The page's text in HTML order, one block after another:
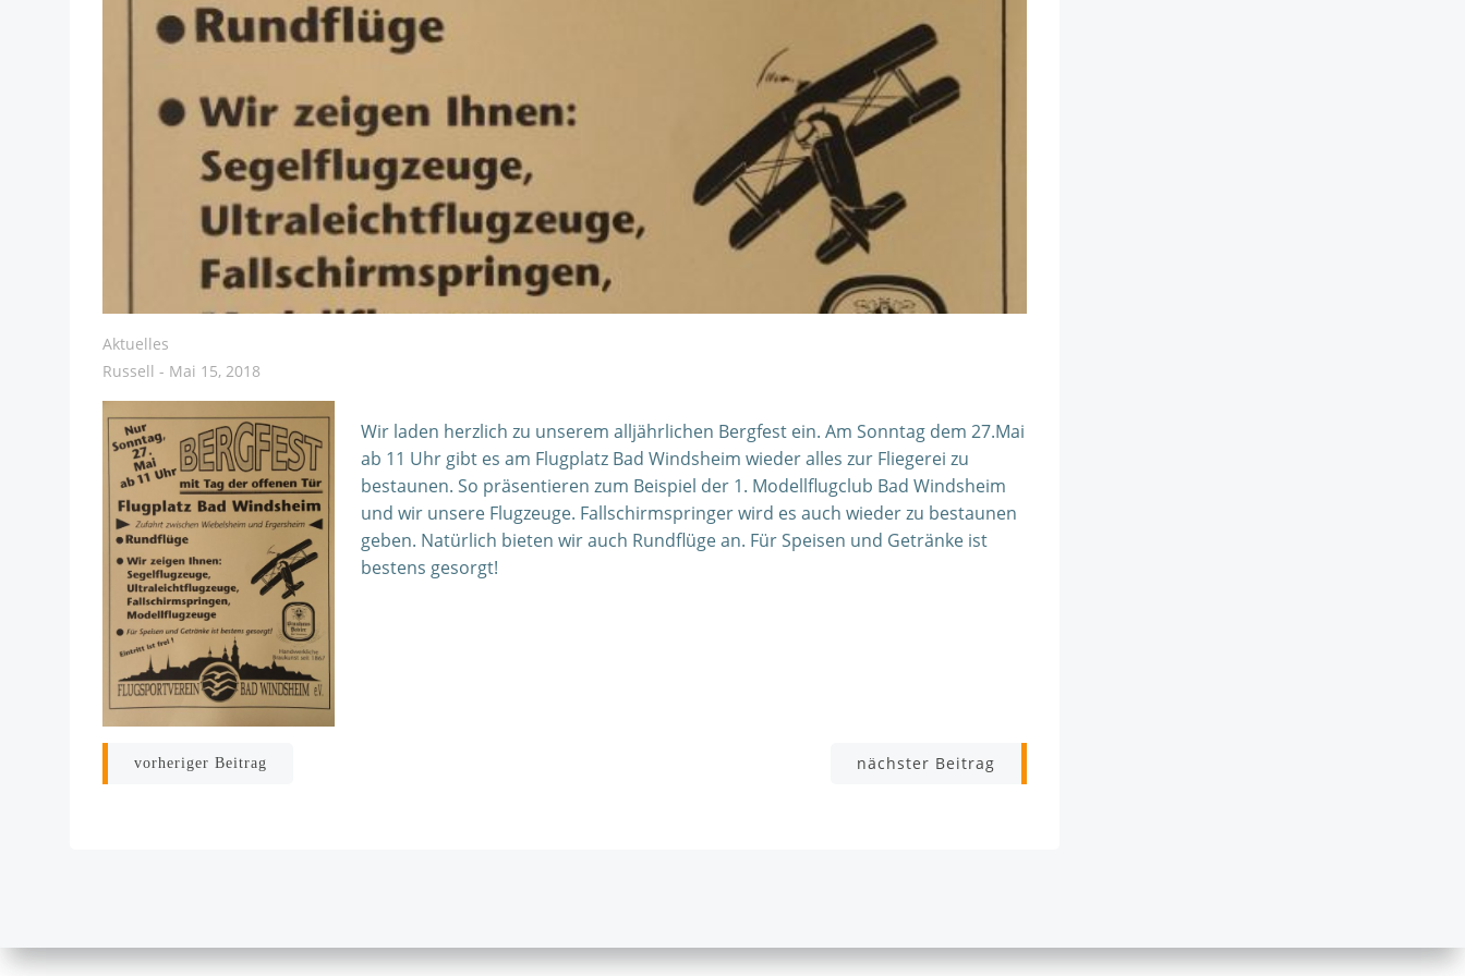
Aktuelles
Russell - Mai 15, 2018
Wir laden herzlich zu unserem alljährlichen Bergfest ein. Am Sonntag dem 27.Mai
ab 11 Uhr gibt es am Flugplatz Bad Windsheim wieder alles zur Fliegerei zu
bestaunen. So präsentieren zum Beispiel der 1. Modellflugclub Bad Windsheim
und wir unsere Flugzeuge. Fallschirmspringer wird es auch wieder zu bestaunen
geben. Natürlich bieten wir auch Rundflüge an. Für Speisen und Getränke ist
bestens gesorgt!
Beitragsnavigation
vorheriger Beitrag Beitragsnavigation
nächster Beitrag